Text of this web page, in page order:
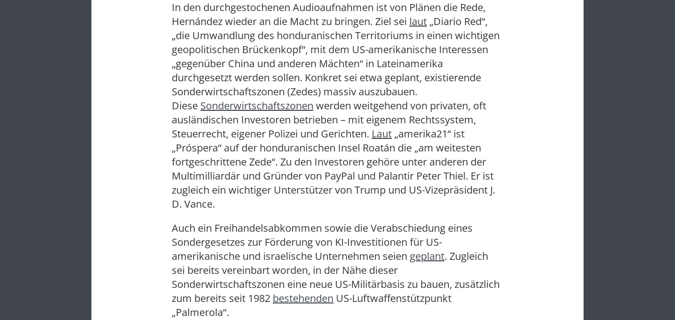
In den durchgestochenen Audioaufnahmen ist von Plänen die Rede,
Hernández wieder an die Macht zu bringen. Ziel sei laut „Diario Red“,
„die Umwandlung des honduranischen Territoriums in einen wichtigen
geopolitischen Brückenkopf“, mit dem US-amerikanische Interessen
„gegenüber China und anderen Mächten“ in Lateinamerika
durchgesetzt werden sollen. Konkret sei etwa geplant, existierende
Sonderwirtschaftszonen (Zedes) massiv auszubauen.
Diese Sonderwirtschaftszonen werden weitgehend von privaten, oft
ausländischen Investoren betrieben – mit eigenem Rechtssystem,
Steuerrecht, eigener Polizei und Gerichten. Laut „amerika21“ ist
„Próspera“ auf der honduranischen Insel Roatán die „am weitesten
fortgeschrittene Zede“. Zu den Investoren gehöre unter anderen der
Multimilliardär und Gründer von PayPal und Palantir Peter Thiel. Er ist
zugleich ein wichtiger Unterstützer von Trump und US-Vizepräsident J.
D. Vance.
Auch ein Freihandelsabkommen sowie die Verabschiedung eines
Sondergesetzes zur Förderung von KI-Investitionen für US-
amerikanische und israelische Unternehmen seien geplant. Zugleich
sei bereits vereinbart worden, in der Nähe dieser
Sonderwirtschaftszonen eine neue US-Militärbasis zu bauen, zusätzlich
zum bereits seit 1982 bestehenden US-Luftwaffenstützpunkt
„Palmerola“.